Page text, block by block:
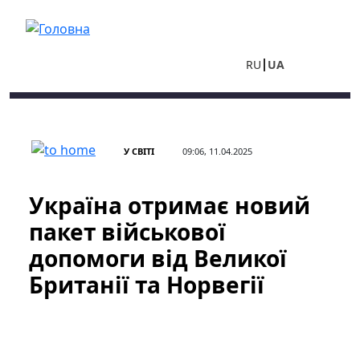
RU UA
У СВІТІ 09:06, 11.04.2025
Україна отримає новий
пакет військової
допомоги від Великої
Британії та Норвегії